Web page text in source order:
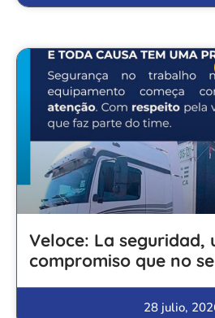
Veloce: La seguridad,
compromiso que no
28 julio,